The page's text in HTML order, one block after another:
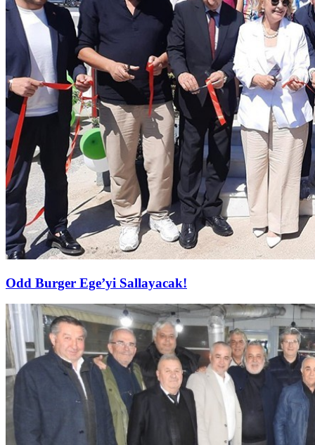
Odd Burger Ege’yi Sallayacak!